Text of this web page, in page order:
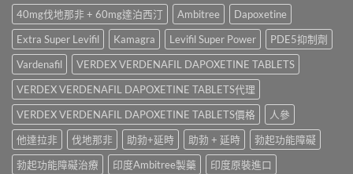
用
全
面
比
較
與
香
港
購
買
指
南〉
面
比
較〉
中
學
名
購
買
渠
道、
價
錢
與
真
假
辨
評
價：
印
度
樂
威
壯
學
名
藥
真
實
效
40mg伐地那非 + 60mg達泊西汀 Ambitree
Dapoxetine
Extra Super Levifil
Kamagra Levifil Super Power
PDE5抑制劑
Vardenafil
VERDEX VERDENAFIL DAPOXETINE TABLETS
VERDEX VERDENAFIL DAPOXETINE TABLETS代理
VERDEX VERDENAFIL DAPOXETINE TABLETS價格
人參
他達拉非
伐地那非 助勃+延時 助勃 + 延時
勃起功能障礙
勃起功能障礙治療
印度Ambitree製藥
印度原裝進口